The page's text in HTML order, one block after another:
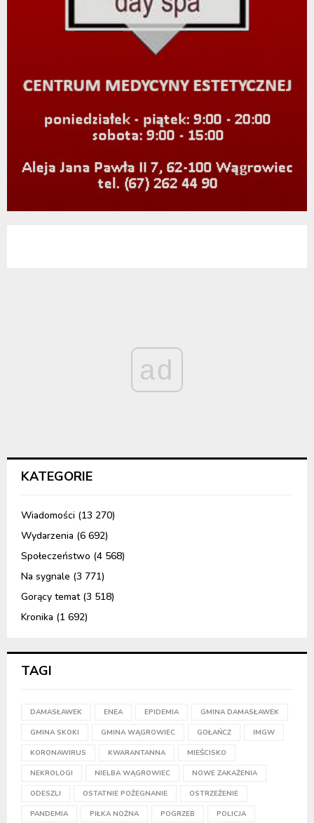
ad
KATEGORIE
Wiadomości (13 270)
Wydarzenia (6 692)
Społeczeństwo (4 568)
Na sygnale (3 771)
Gorący temat(3 518)
Kronika (1 692)
TAGI
DAMASŁAWEK ENEA EPIDEMIA GMINA DAMASŁAWEK
GMINA SKOKI GMINA WĄGROWIEC GOŁAŃCZ IMGW
KORONAWIRUS KWARANTANNA MIEŚCISKO
NEKROLOGI NIELBA WĄGROWIEC NOWE ZAKAŻENIA
ODESZLI OSTATNIE POŻEGNANIE OSTRZEŻENIE
PANDEMIA PIŁKA NOŻNA POGRZEB POLICJA